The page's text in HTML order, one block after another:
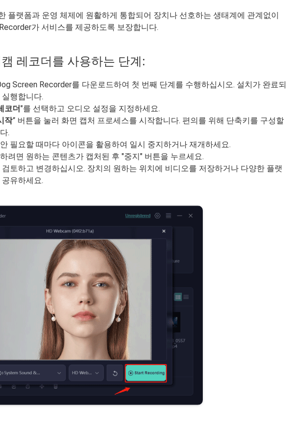
플랫폼과 운영 체제에 원활하게 통합되어 장치나 선호하는 생태계에 관계없이
가 서비스를 제공하도록 보장합니다.
레코더를 사용하는 단계:
Screen Recorder를 다운로드하여 첫 번째 단계를 수행하십시오. 설치가 완료되
행합니다.
코더"를 선택하고 오디오 설정을 지정하세요.
작” 버튼을 눌러 화면 캡처 프로세스를 시작합니다. 편의를 위해 단축키를 구성할
.
필요할 때마다 아이콘을 활용하여 일시 중지하거나 재개하세요.
려면 원하는 콘텐츠가 캡처된 후 "중지" 버튼을 누르세요.
토하고 변경하십시오. 장치의 원하는 위치에 비디오를 저장하거나 다양한 플랫
유하세요.